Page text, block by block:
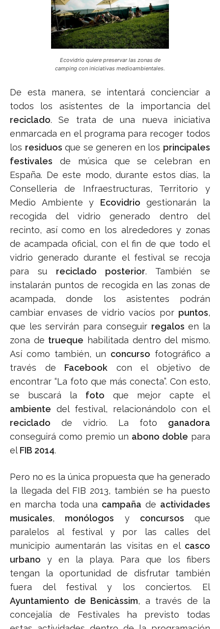
Ecovidrio quiere preservar las zonas de
camping con iniciativas medioambientales.
De esta manera, se intentará concienciar a
todos los asistentes de la importancia del
reciclado. Se trata de una nueva iniciativa
enmarcada en el programa para recoger todos
los residuos que se generen en los principales
festivales de música que se celebran en
España. De este modo, durante estos días, la
Conselleria de Infraestructuras, Territorio y
Medio Ambiente y Ecovidrio gestionarán la
recogida del vidrio generado dentro del
recinto, así como en los alrededores y zonas
de acampada oficial, con el fin de que todo el
vidrio generado durante el festival se recoja
para su reciclado posterior. También se
instalarán puntos de recogida en las zonas de
acampada, donde los asistentes podrán
cambiar envases de vidrio vacíos por puntos,
que les servirán para conseguir regalos en la
zona de trueque habilitada dentro del mismo.
Así como también, un concurso fotográfico a
través de Facebook con el objetivo de
encontrar “La foto que más conecta”. Con esto,
se buscará la foto que mejor capte el
ambiente del festival, relacionándolo con el
reciclado de vidrio. La foto ganadora
conseguirá como premio un abono doble para
el FIB 2014.
Pero no es la única propuesta que ha generado
la llegada del FIB 2013, también se ha puesto
en marcha toda una campaña de actividades
musicales, monólogos y concursos que
paralelos al festival y por las calles del
municipio aumentarán las visitas en el casco
urbano y en la playa. Para que los fibers
tengan la oportunidad de disfrutar también
fuera del festival y los conciertos. El
Ayuntamiento de Benicàssim, a través de la
concejalía de Festivales ha previsto todas